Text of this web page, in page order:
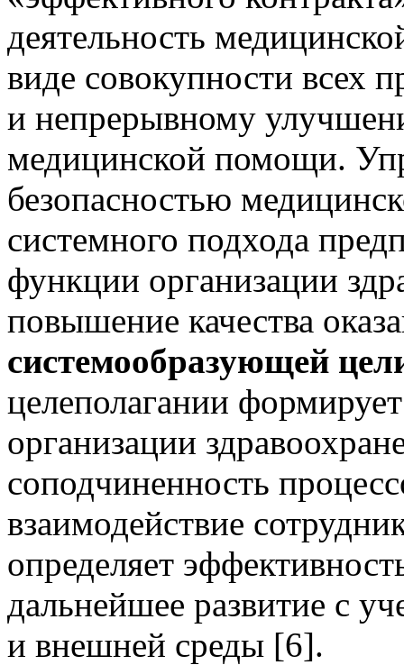
деятельность
виде совокупности всех
и непрерывному
медицинской помощи.
безопасностью
системного подхода
функции организации
повышение качества
системообразующей
целеполагании
организации
соподчиненность
взаимодействие
определяет
дальнейшее развитие с
и внешней среды [6].